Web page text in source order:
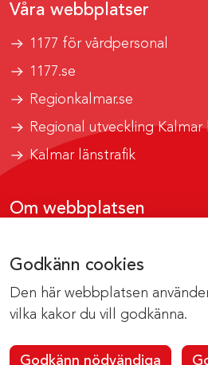
Godkänn cookies
Den här webbplatsen
vilka kakor du vill godkänna.
Godkänn nödvändiga
Våra webbplatser
1177 för vårdpersonal
1177.se
Regionkalmar.se
Regional utveckling Kalmar
Kalmar länstrafik
Om webbplatsen
Om cookies
Kontakta webbredaktionen